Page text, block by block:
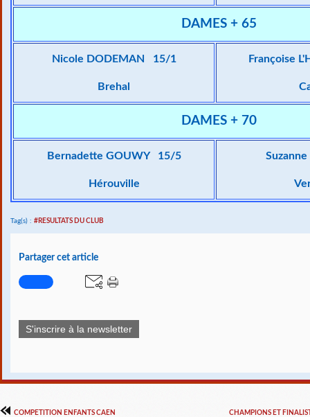
DAMES + 65
Nicole DODEMAN 15/1
Brehal
Françoise
DAMES + 70
Bernadette GOUWY 15/5
Hérouville
Tag(s) : #RESULTATS DU CLUB
Partager cet article
S'inscrire à la newsletter
COMPETITION ENFANTS CAEN CHAMPIONS ET